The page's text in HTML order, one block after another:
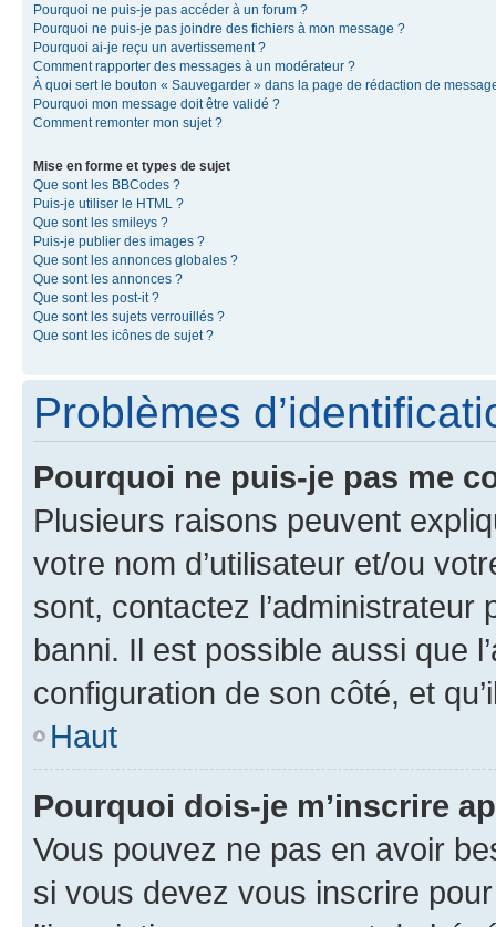
Pourquoi ne puis-je pas accéder à un forum ?
Pourquoi ne puis-je pas joindre des fichiers à mon message ?
Pourquoi ai-je reçu un avertissement ?
Comment rapporter des messages à un modérateur ?
À quoi sert le bouton « Sauvegarder » dans la page de rédaction de
Pourquoi mon message doit être validé ?
Comment remonter mon sujet ?
Mise en forme et types de sujet
Que sont les BBCodes ?
Puis-je utiliser le HTML ?
Que sont les smileys ?
Puis-je publier des images ?
Que sont les annonces globales ?
Que sont les annonces ?
Que sont les post-it ?
Que sont les sujets verrouillés ?
Que sont les icônes de sujet ?
Problèmes
Pourquoi ne puis-je pas me
Plusieurs raisons peuvent
votre nom d’utilisateur et/ou
sont, contactez l’administrateur
banni. Il est possible aussi que
configuration de son côté, et
Haut
Pourquoi dois-je m’inscrire
Vous pouvez ne pas en avoir
si vous devez vous inscrire